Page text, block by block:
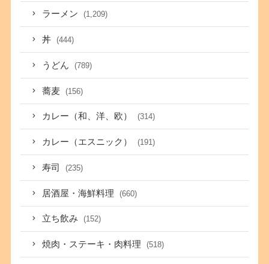
ラーメン (1,209)
丼 (444)
うどん (789)
蕎麦 (156)
カレー（和、洋、欧） (314)
カレー（エスニック） (191)
寿司 (235)
居酒屋・海鮮料理 (660)
立ち飲み (152)
焼肉・ステーキ・肉料理 (518)